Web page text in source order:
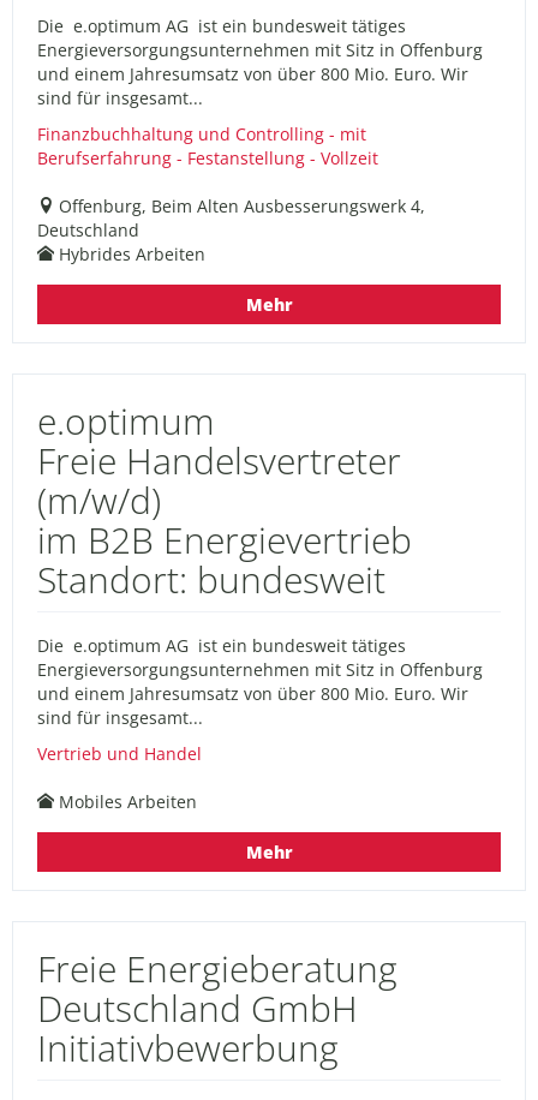
Die e.optimum AG ist ein bundesweit tätiges
Energieversorgungsunternehmen mit Sitz in Offenburg
und einem Jahresumsatz von über 800 Mio. Euro. Wir
sind für insgesamt...
Finanzbuchhaltung und Controlling - mit
Berufserfahrung - Festanstellung - Vollzeit
Offenburg, Beim Alten Ausbesserungswerk 4,
Deutschland
Hybrides Arbeiten
Mehr
e.optimum
Freie Handelsvertreter
(m/w/d)
im B2B Energievertrieb
Standort: bundesweit
Die e.optimum AG ist ein bundesweit tätiges
Energieversorgungsunternehmen mit Sitz in Offenburg
und einem Jahresumsatz von über 800 Mio. Euro. Wir
sind für insgesamt...
Vertrieb und Handel
Mobiles Arbeiten
Mehr
Freie Energieberatung
Deutschland GmbH
Initiativbewerbung